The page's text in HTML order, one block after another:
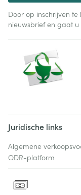
Door op inschrijven te
nieuwsbrief en gaat
Juridische links
Algemene
ODR-platform